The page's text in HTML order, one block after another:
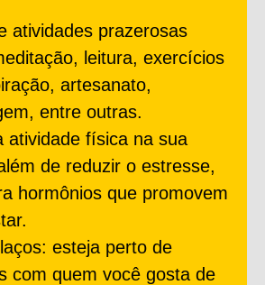
atividades prazerosas
leitura, exercícios
artesanato,
entre outras.
atividade física na sua
de reduzir o estresse,
hormônios que promovem
esteja perto de
com quem você gosta de